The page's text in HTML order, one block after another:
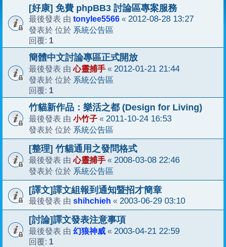
[好康] 免費 phpBB3 討論區專案服務
最後發表 由 tonylee5566 « 2012-08-28 13:27
發表於 位於 系統公告區
回覆: 1
簡體中文討論專區正式開放
最後發表 由心靈捕手 « 2012-01-21 21:44
發表於 位於 系統公告區
回覆: 1
竹貓新作品：樂活之都 (Design for Living)
最後發表 由 小竹子 « 2011-10-24 16:53
發表於 位於 系統公告區
[整理] 竹貓通用之發問格式
最後發表 由心靈捕手 « 2008-03-08 22:46
發表於 位於 系統公告區
[譯文]譯文組報到通知暨招才簡章
最後發表 由 shihchieh « 2003-06-29 03:10
[討論]譯文發表注意事項
最後發表 由 幻狼神威 « 2003-04-21 22:59
回覆: 1